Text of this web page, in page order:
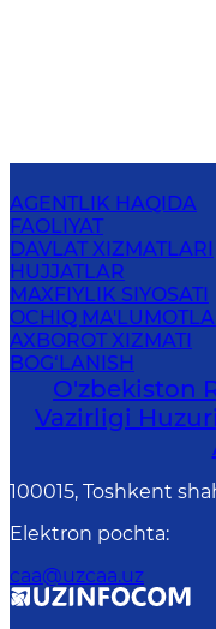
AGENTLIK HAQIDA
FAOLIYAT
DAVLAT XIZMATLARI
HUJJATLAR
MAXFIYLIK SIYOSATI
OCHIQ
AXBOROT XIZMATI
BOG‘LANISH
O'zbekiston
Vazirligi
100015, Toshkent
Elektron pochta:
caa@uzcaa.uz